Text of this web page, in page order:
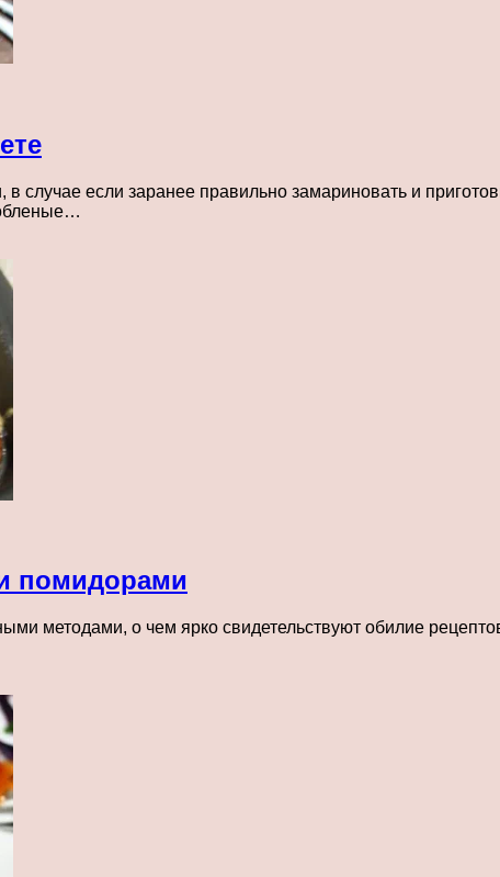
случае если заранее правильно замариновать и
помидорами
методами, о чем ярко свидетельствуют обилие